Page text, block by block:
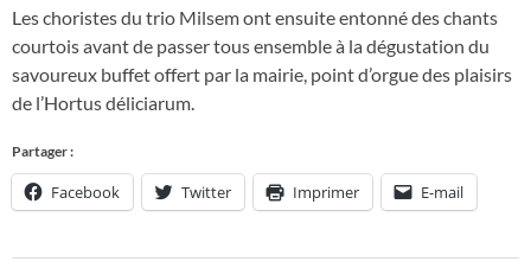
Les choristes du trio Milsem ont ensuite entonné des chants
courtois avant de passer tous ensemble à la dégustation du
savoureux buffet offert par la mairie, point d’orgue des plaisirs
de l’Hortus déliciarum.
Partager :
Facebook Twitter Imprimer E-mail